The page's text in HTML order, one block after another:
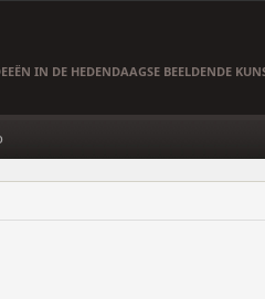
IN DE HEDENDAAGSE BEELDENDE